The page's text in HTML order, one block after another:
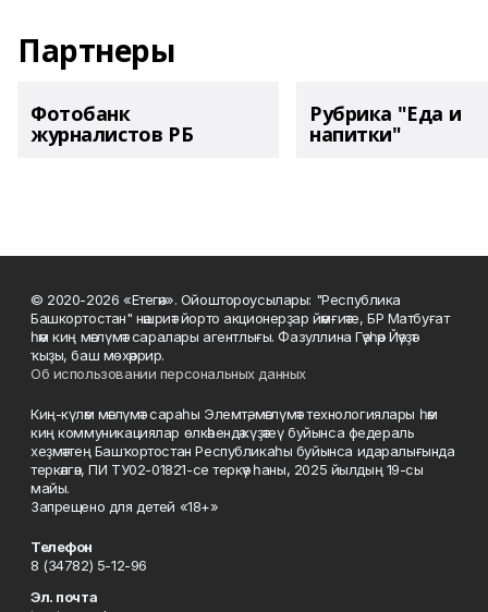
Партнеры
Фотобанк
журналистов РБ
Рубрика "Еда и
напитки"
© 2020-2026 «Етегән». Ойоштороусылары: "Республика
Башкортостан" нәшриәт йорто акционерҙар йәмғиәте, БР Матбуғат
һәм киң мәғлүмәт саралары агентлығы. Фазуллина Гәүһәр Йәүҙәт
ҡыҙы, баш мөхәррир.
Об использовании персональных данных
Киң-күләм мәғлүмәт сараһы Элемтә, мәғлүмәт технологиялары һәм
киң коммуникациялар өлкәһендә күҙәтеү буйынса федераль
хеҙмәттең Башҡортостан Республикаһы буйынса идаралығында
теркәлгән, ПИ ТУ02-01821-се теркәү һаны, 2025 йылдың 19-сы
майы.
Запрещено для детей «18+»
Телефон
8 (34782) 5-12-96
Эл. почта